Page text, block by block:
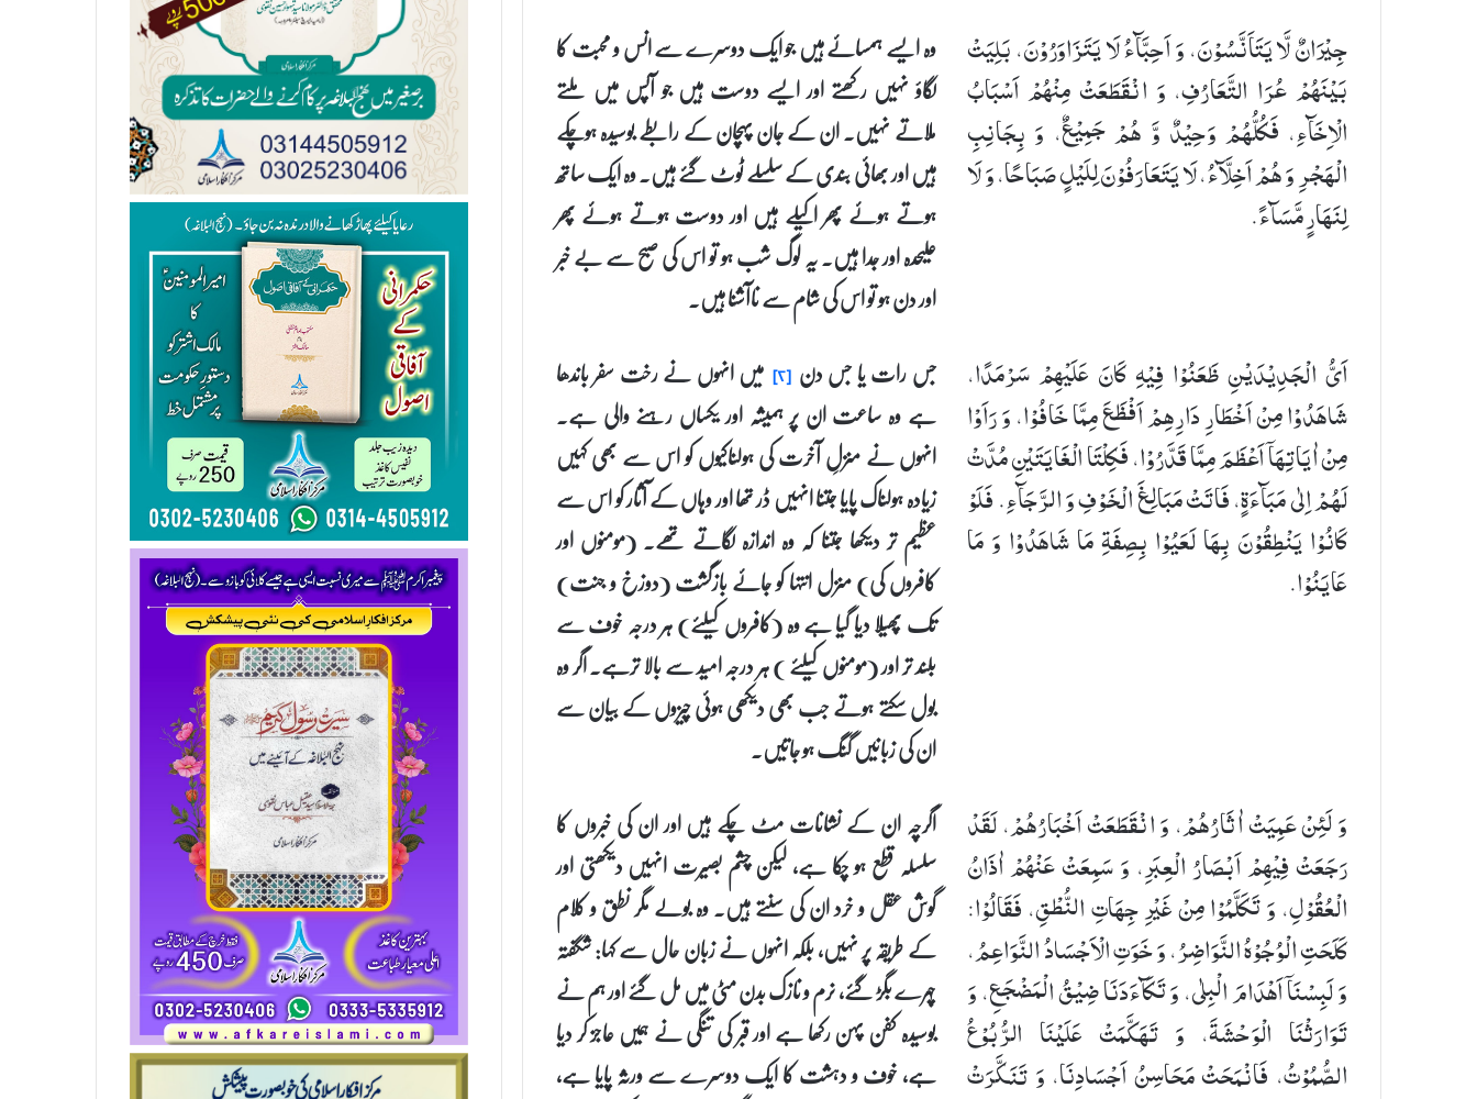
جِیْرَانٌ لَّا یَتَاَنَّسُوْنَ، وَ اَحِبَّآءُ لَا یَتَزَاوَرُوْنَ، بَلِیَتْ
بَیْنَهُمْ عُرَا التَّعَارُفِ، وَ انْقَطَعَتْ مِنْهُمْ اَسْبَابُ
الْاِخَآءِ، فَكُلُّهُمْ وَحِیْدٌ وَّ هُمْ جَمِیْعٌ، وَ بِجَانِبِ
الْهَجْرِ وَ هُمْ اَخِلَّآءُ، لَا یَتَعَارَفُوْنَ لِلَیْلٍ صَبَاحًا، وَ لَا
لِنَهَارٍ مَّسَآءً.
وہ ایسے ہمسائے ہیں جو ایک دوسرے سے انس و محبت کا
لگاؤ نہیں رکھتے اور ایسے دوست ہیں جو آپس میں ملتے
ملاتے نہیں۔ ان کے جان پہچان کے رابطے بوسیدہ ہوچکے
ہیں اور بھائی بندی کے سلسلے ٹوٹ گئے ہیں۔ وہ ایک ساتھ
ہوتے ہوئے پھر اکیلے ہیں اور دوست ہوتے ہوئے پھر
علیحدہ اور جدا ہیں۔ یہ لوگ شب ہو تو اس کی صبح سے بے خبر
اور دن ہو تو اس کی شام سے ناآشنا ہیں۔
اَیُّ الْجَدِیْدَیْنِ ظَعَنُوْا فِیْهِ كَانَ عَلَیْهِمْ سَرْمَدًا،
شَاهَدُوْا مِنْ اَخْطَارِ دَارِهِمْ اَفْظَعَ مِمَّا خَافُوْا، وَ رَاَوْا
مِنْ اٰیَاتِهَاۤ اَعْظَمَ مِمَّا قَدَّرُوْا، فَكِلْتَا الْغَایَتَیْنِ مُدَّتْ
لَهُمْ اِلٰی مَبَآءَةٍ، فَاتَتْ مَبَالِغَ الْخَوْفِ وَ الرَّجَآءِ. فَلَوْ
كَانُوْا یَنْطِقُوْنَ بِهَا لَعَیُوْا بِصِفَةِ مَا شَاهَدُوْا وَ مَا
عَایَنُوْا.
جس رات یا جس دن [۲] میں انہوں نے رخت سفر باندھا
ہے وہ ساعت ان پر ہمیشہ اور یکساں رہنے والی ہے۔
انہوں نے منزلِ آخرت کی ہولناکیوں کو اس سے بھی کہیں
زیادہ ہولناک پایا جتنا انہیں ڈر تھا اور وہاں کے آثار کو اس سے
عظیم تر دیکھا جتنا کہ وہ اندازہ لگاتے تھے۔ (مومنوں اور
کافروں کی) منزل انتہا کو جائے بازگشت (دوزخ و جنت)
تک پھیلا دیا گیا ہے وہ (کافروں کیلئے) ہر درجہ خوف سے
بلند تر اور (مومنوں کیلئے ) ہر درجہ امید سے بالا ترہے۔ اگر وہ
بول سکتے ہوتے جب بھی دیکھی ہوئی چیزوں کے بیان سے
ان کی زبانیں گنگ ہو جاتیں۔
وَ لَئِنْ عَمِیَتْ اٰثَارُهُمْ، وَ انْقَطَعَتْ اَخْبَارُهُمْ، لَقَدْ
رَجَعَتْ فِیْهِمْ اَبْصَارُ الْعِبَرِ، وَ سَمِعَتْ عَنْهُمْ اٰذَانُ
الْعُقُوْلِ، وَ تَكَلَّمُوْا مِنْ غَیْرِ جِهَاتِ النُّطْقِ، فَقَالُوْا:
كَلَحَتِ الْوُجُوْهُ النَّوَاضِرُ، وَ خَوَتِ الْاَجْسَادُ النَّوَاعِمُ،
وَ لَبِسْنَاۤ اَهْدَامَ الْبِلٰی، وَ تَكَآءَدَنَا ضِیْقُ الْمَضْجَعِ، وَ
تَوَارَثْنَا الْوَحْشَةَ، وَ تَهَكَّمَتْ عَلَیْنَا الرُّبُوْعُ
الصُّمُوْتُ، فَانْمَحَتْ مَحَاسِنُ اَجْسَادِنَا، وَ تَنَكَّرَتْ
اگرچہ ان کے نشانات مٹ چکے ہیں اور ان کی خبروں کا
سلسلہ قطع ہو چکا ہے، لیکن چشم بصیرت انہیں دیکھتی اور
گوش عقل و خرد ان کی سنتے ہیں۔ وہ بولے مگر نطق و کلام
کے طریقہ پر نہیں، بلکہ انہوں نے زبان حال سے کہا: شگفتہ
چہرے بگڑ گئے، نرم و نازک بدن مٹی میں مل گئے اور ہم نے
بوسیدہ کفن پہن رکھا ہے اور قبر کی تنگی نے ہمیں عاجز کر دیا
ہے، خوف و دہشت کا ایک دوسرے سے ورثہ پایا ہے،